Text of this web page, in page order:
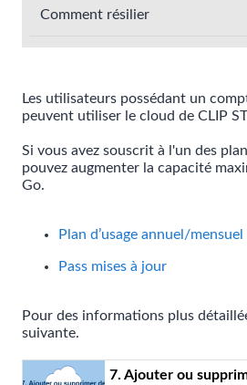
Comment résilier
Les utilisateurs possédant un
peuvent utiliser le cloud de CLIP
Si vous avez souscrit à l'un des
pouvez augmenter la capacité
Go.
Plan d’usage annuel/mensuel
Pass mises à jour
Pour des informations plus
suivante.
7. Ajouter ou